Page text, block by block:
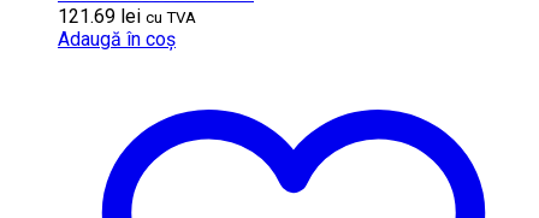
121.69 lei cu TVA
Adaugă în coș